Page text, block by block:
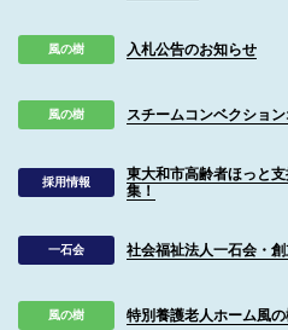
風の樹 入札公告のお知らせ
風の樹 スチームコンベクショ
採用情報
東大和市高齢者ほっと
集！
一石会 社会福祉法人一石会・
風の樹 特別養護老人ホーム風